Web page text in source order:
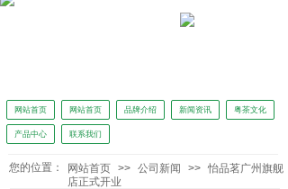
网站首页 网站首页 品牌介绍 新闻资讯 粤茶文化
产品中心 联系我们
您的位置： 网站首页 >> 公司新闻 >> 怡品茗广州旗舰
店正式开业